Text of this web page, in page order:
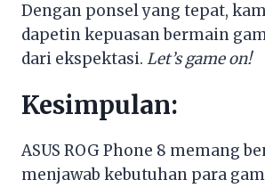
Dengan ponsel yang tepat,
dapetin kepuasan bermain
dari ekspektasi. Let’s game on!
Kesimpulan:
ASUS ROG Phone 8 memang
menjawab kebutuhan para